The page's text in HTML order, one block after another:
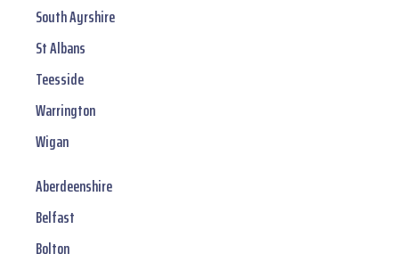
South Ayrshire
St Albans
Teesside
Warrington
Wigan
Aberdeenshire
Belfast
Bolton